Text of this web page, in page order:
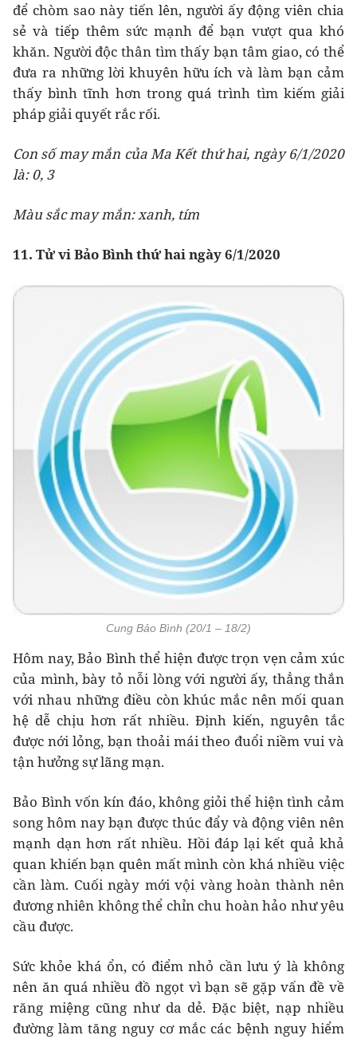
để chòm sao này tiến lên, người ấy động viên chia
sẻ và tiếp thêm sức mạnh để bạn vượt qua khó
khăn. Người độc thân tìm thấy bạn tâm giao, có thể
đưa ra những lời khuyên hữu ích và làm bạn cảm
thấy bình tĩnh hơn trong quá trình tìm kiếm giải
pháp giải quyết rắc rối.
Con số may mắn của Ma Kết thứ hai, ngày 6/1/2020
là: 0, 3
Màu sắc may mắn: xanh, tím
11. Tử vi Bảo Bình thứ hai ngày 6/1/2020
Cung Bảo Bình (20/1 – 18/2)
Hôm nay, Bảo Bình thể hiện được trọn vẹn cảm xúc
của mình, bày tỏ nỗi lòng với người ấy, thẳng thắn
với nhau những điều còn khúc mắc nên mối quan
hệ dễ chịu hơn rất nhiều. Định kiến, nguyên tắc
được nới lỏng, bạn thoải mái theo đuổi niềm vui và
tận hưởng sự lãng mạn.
Bảo Bình vốn kín đáo, không giỏi thể hiện tình cảm
song hôm nay bạn được thúc đẩy và động viên nên
mạnh dạn hơn rất nhiều. Hồi đáp lại kết quả khả
quan khiến bạn quên mất mình còn khá nhiều việc
cần làm. Cuối ngày mới vội vàng hoàn thành nên
đương nhiên không thể chỉn chu hoàn hảo như yêu
cầu được.
Sức khỏe khá ổn, có điểm nhỏ cần lưu ý là không
nên ăn quá nhiều đồ ngọt vì bạn sẽ gặp vấn đề về
răng miệng cũng như da dẻ. Đặc biệt, nạp nhiều
đường làm tăng nguy cơ mắc các bệnh nguy hiểm